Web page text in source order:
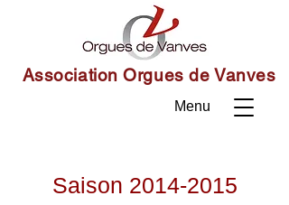
Association Orgues de Vanves
Menu
Saison 2014-2015